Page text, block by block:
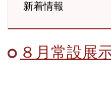
新着情報
８月常設展